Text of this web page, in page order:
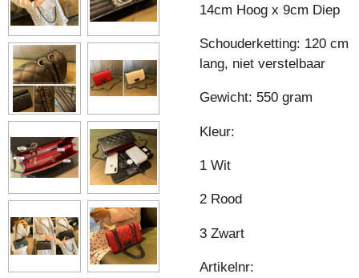
14cm Hoog x 9cm Diep
Schouderketting: 120 cm
lang, niet verstelbaar
Gewicht: 550 gram
Kleur:
1 Wit
2 Rood
3 Zwart
Artikelnr: